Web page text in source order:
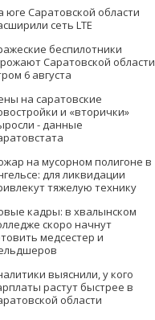
юге Саратовской области
сеть LTE
беспилотники
Саратовской области
6 августа
на саратовские
и «вторички»
- данные
на мусорном полигоне в
для ликвидации
тяжелую технику
кадры: в хвалынском
скоро начнут
медсестер и
выяснили, у кого
растут быстрее в
области